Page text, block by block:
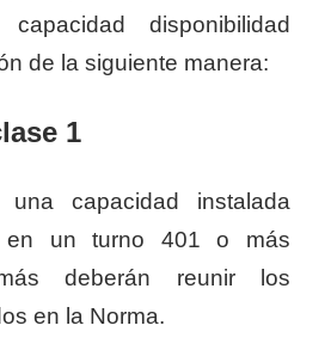
disponibilidad
de la siguiente manera:
1
una capacidad instalada
en un turno 401 o más
deberán reunir los
en la Norma.